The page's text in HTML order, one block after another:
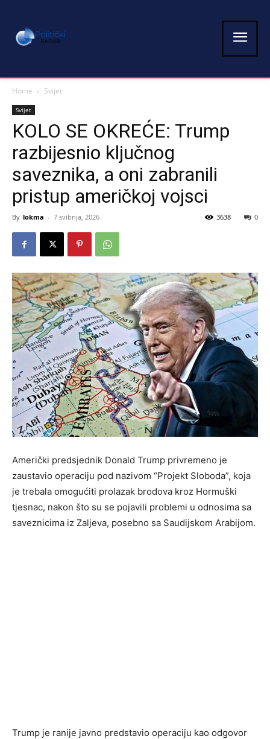
Home Svijet
Svijet
KOLO SE OKREĆE: Trump
razbijesnio ključnog
saveznika, a oni zabranili
pristup američkoj vojsci
By lokma - 7 svibnja, 2026 0
3638
Američki predsjednik Donald Trump privremeno je
zaustavio operaciju pod nazivom “Projekt Sloboda”, koja
je trebala omogućiti prolazak brodova kroz Hormuški
tjesnac, nakon što su se pojavili problemi u odnosima sa
saveznicima iz Zaljeva, posebno sa Saudijskom Arabijom.
Trump je ranije javno predstavio operaciju kao odgovor